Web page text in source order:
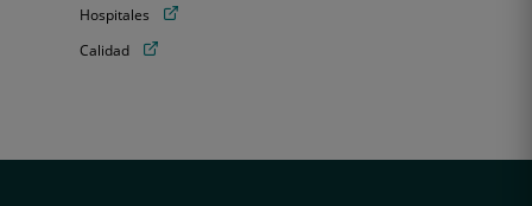
Hospitales
Hospitales
Calidad
Calidad